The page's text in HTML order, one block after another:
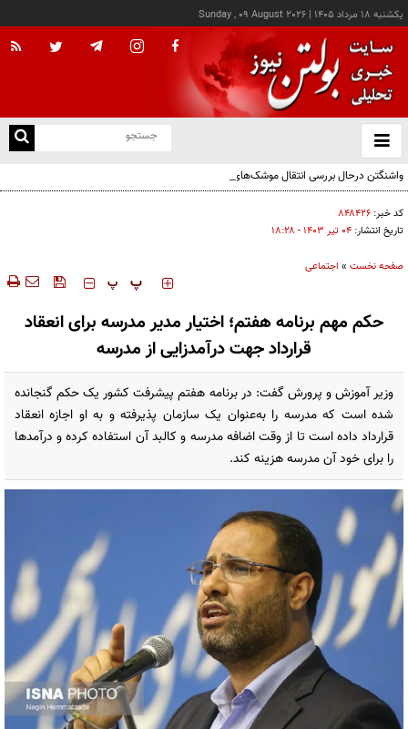
يکشنبه ۱۸ مرداد ۱۴۰۵ |
Sunday , 09 August 2026
باز
و
واشنگتن درحال بررسی انتقال موشک‌های «آتاکامس» به اوکراین از طریق ترکیه
کد خبر: ۸۴۸۴۲۶
تاریخ انتشار: ۰۴ تير ۱۴۰۳ - ۱۸:۲۸
صفحه نخست » اجتماعی
‍‍‍ پ پ
حکم مهم برنامه هفتم‌؛ اختیار مدیر مدرسه برای انعقاد
قرارداد جهت درآمدزایی از مدرسه
وزیر آموزش و پرورش گفت: در ‌برنامه هفتم پیشرفت کشور یک حکم گنجانده
شده است که ‌مدرسه را به‌عنوان یک سازمان پذیرفته و به او اجازه انعقاد
قرارداد داده است تا از ‌وقت اضافه مدرسه و کالبد آن استفاده کرده و ‌درآمدها
را برای خود آن مدرسه هزینه کند.